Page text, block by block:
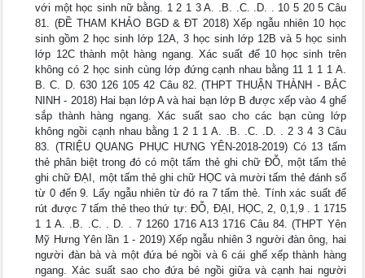
với một học sinh nữ bằng. 1 2 1 3 A. .B. .C. .D. . 10 5 20 5 Câu
81. (ĐỀ THAM KHẢO BGD & ĐT 2018) Xếp ngẫu nhiên 10 học
sinh gồm 2 học sinh lớp 12A, 3 học sinh lớp 12B và 5 học sinh
lớp 12C thành một hàng ngang. Xác suất để 10 học sinh trên
không có 2 học sinh cùng lớp đứng cạnh nhau bằng 11 1 1 1 A.
B. C. D. 630 126 105 42 Câu 82. (THPT THUẬN THÀNH - BẮC
NINH - 2018) Hai bạn lớp A và hai bạn lớp B được xếp vào 4 ghế
sắp thành hàng ngang. Xác suất sao cho các bạn cùng lớp
không ngồi cạnh nhau bằng 1 2 1 1 A. .B. .C. .D. . 2 3 4 3 Câu
83. (TRIỆU QUANG PHỤC HƯNG YÊN-2018-2019) Có 13 tấm
thẻ phân biệt trong đó có một tấm thẻ ghi chữ ĐỖ, một tấm thẻ
ghi chữ ĐẠI, một tấm thẻ ghi chữ HỌC và mười tấm thẻ đánh số
từ 0 đến 9. Lấy ngẫu nhiên từ đó ra 7 tấm thẻ. Tính xác suất để
rút được 7 tấm thẻ theo thứ tự: ĐỖ, ĐẠI, HỌC, 2, 0,1,9 . 1 1715
1 1 A. .B. .C. . D. . 7 1260 1716 A13 1716 Câu 84. (THPT Yên
Mỹ Hưng Yên lần 1 - 2019) Xếp ngẫu nhiên 3 người đàn ông, hai
người đàn bà và một đứa bé ngồi và 6 cái ghế xếp thành hàng
ngang. Xác suất sao cho đứa bé ngồi giữa và cạnh hai người